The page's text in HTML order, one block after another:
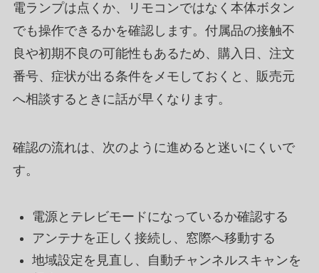
電ランプは点くか、リモコンではなく本体ボタン
でも操作できるかを確認します。付属品の接触不
良や初期不良の可能性もあるため、購入日、注文
番号、症状が出る条件をメモしておくと、販売元
へ相談するときに話が早くなります。
確認の流れは、次のように進めると迷いにくいで
す。
電源とテレビモードになっているか確認する
アンテナを正しく接続し、窓際へ移動する
地域設定を見直し、自動チャンネルスキャンを